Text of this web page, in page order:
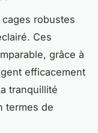
robustes
Ces
grâce à
efficacement
tranquillité
termes de